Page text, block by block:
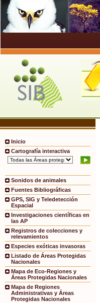
Inicio
Cartografía interactiva
Sonidos de animales
Fuentes Bibliográficas
GPS, SIG y Teledetección
Espacial
Investigaciones científicas en
las AP
Registros de colecciones y
relevamientos
Especies exóticas invasoras
Listado de Áreas Protegidas
Nacionales
Mapa de Eco-Regiones y
Áreas Protegidas Nacionales
Mapa de Regiones
Administrativas y Áreas
Protegidas Nacionales